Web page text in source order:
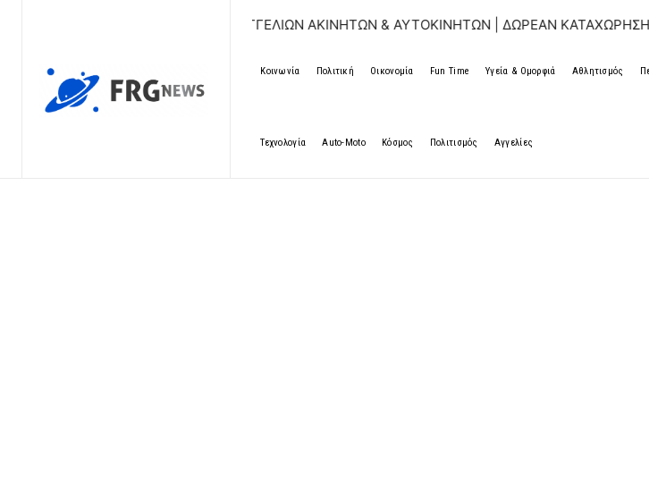
ΔΩΡΕΑΝ ΚΑΤΑΧΩΡΗΣΗ ΑΓΓΕΛΙΩΝ ΑΚΙΝΗΤΩΝ & ΑΥΤΟΚΙΝΗΤΩΝ | ΔΩΡΕΑΝ ΚΑΤΑΧΩΡΗΣΗ
Κοινωνία Πολιτική Οικονομία Fun Time Υγεία & Ομορφιά Αθλητισμός
Τεχνολογία Auto-Moto Κόσμος Πολιτισμός Αγγελίες